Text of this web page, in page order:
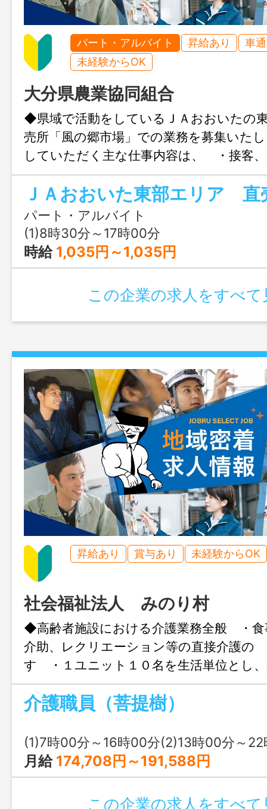
パート・アルバイト 昇給あり
車
未経験からOK
大分県農業協同組合
◆県域で活動をしているＪＡおおいたの
売所「風の郷市場」での業務を募集い
していただく主な仕事内容は、 ・接客
在庫管理 ・事務 ・その他配達業務な
お気軽にお問い合わせください。 ※必要
務をしていただく場合があります。 【
なし】
パート・アルバイト
(1)8時30分～17時00分
時給 1,035円～1,035円
この企業の求人をすべて
昇給あり 賞与あり 未経験からOK
社会福祉法人 みのり村
◆高齢者施設における介護業務全般 ・食
介助、レクリエーション等の直接介護
す ・１ユニット１０名を生活単位とし
にある 暮らしの実現をお手伝いする
は月４回程度 ・外出業務あり
囲：法人の定める業務 ※応募には、ハロ
状が必要です
介護職員（菩提樹）
(1)7時00分～16時00分(2)13時00分～22時00分
月給 174,708円～191,588円
この企業の求人をすべて